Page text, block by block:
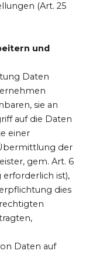
(Art. 25
und
Daten
sie an
auf die Daten
einer
der
gem. Art. 6
erforderlich ist),
dies
Daten auf